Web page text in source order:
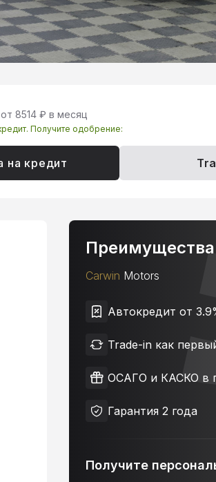
от 8514 ₽ в месяц
Получите одобрение:
на кредит
Преимущества
Carwin Motors
Автокредит от
Trade-in как
ОСАГО и КАСКО в
Гарантия 2 года
Получите